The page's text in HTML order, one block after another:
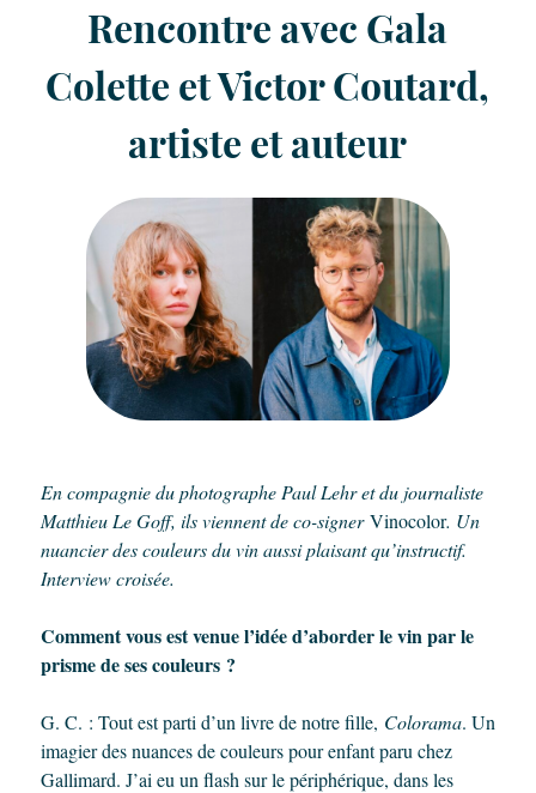
Rencontre avec Gala
Colette et Victor Coutard,
artiste et auteur
En compagnie du photographe Paul Lehr et du journaliste
Matthieu Le Goff, ils viennent de co-signerVinocolor. Un
nuancier des couleurs du vin aussi plaisant qu’instructif.
Interview croisée.
Comment vous est venue l’idée d’aborder le vin par le
prisme de ses couleurs ?
G. C. : Tout est parti d’un livre de notre fille, Colorama. Un
imagier des nuances de couleurs pour enfant paru chez
Gallimard. J’ai eu un flash sur le périphérique, dans les